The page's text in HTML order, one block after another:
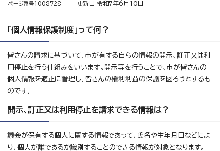
ページ番号1008728 更新日 令和7年6月10日
「個人情報保護制度」って何？
皆さんの請求に基づいて、市が有する自らの情報の開示、訂正又は利
用停止を行う仕組みをいいます。開示等を行うことで、市が皆さんの
個人情報を適正に管理し、皆さんの権利利益の保護を図ろうとするも
のです。
開示、訂正又は利用停止を請求できる情報は？
議会が保有する個人に関する情報であって、氏名や生年月日などによ
り、個人が誰であるか識別することのできる情報が対象となります。